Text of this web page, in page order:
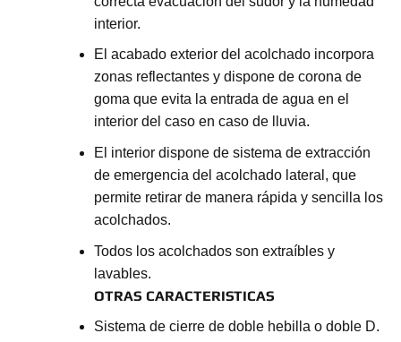
interior.
El acabado exterior del acolchado incorpora
zonas reflectantes y dispone de corona de
goma que evita la entrada de agua en el
interior del caso en caso de lluvia.
El interior dispone de sistema de extracción
de emergencia del acolchado lateral, que
permite retirar de manera rápida y sencilla los
acolchados.
Todos los acolchados son extraíbles y
lavables.
OTRAS CARACTERISTICAS
Sistema de cierre de doble hebilla o doble D.